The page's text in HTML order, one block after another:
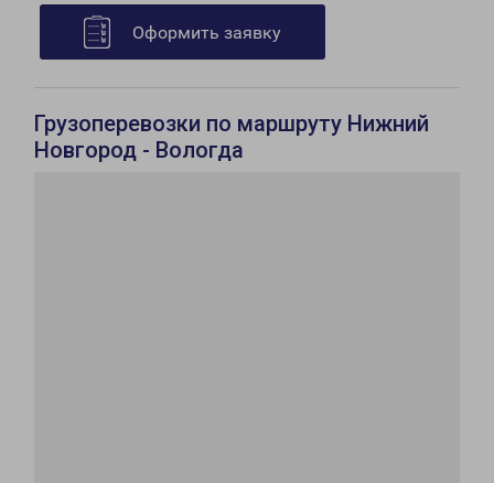
Оформить заявку
Грузоперевозки по маршруту Нижний
Новгород - Вологда